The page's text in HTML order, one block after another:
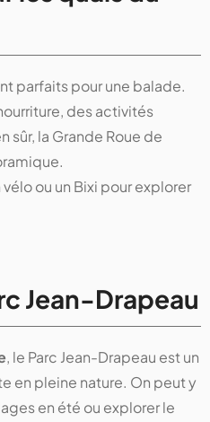
parfaits pour une balade.
des activités
sûr, la Grande Roue de
vélo ou un Bixi pour explorer
Jean-Drapeau
, le Parc Jean-Drapeau est un
en pleine nature. On peut y
en été ou explorer le